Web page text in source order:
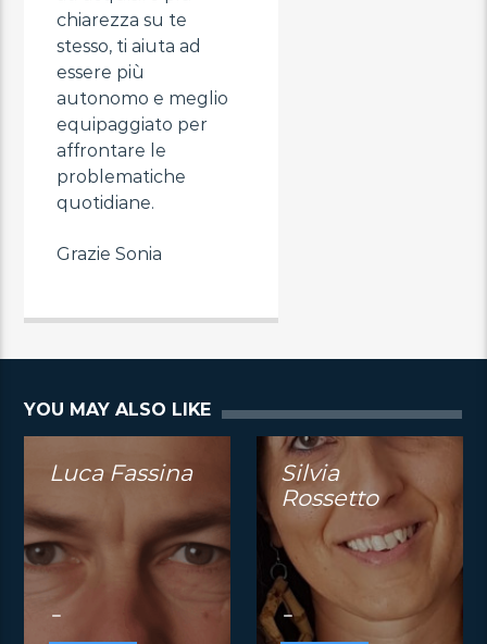
chiarezza su te
stesso, ti aiuta ad
essere più
autonomo e meglio
equipaggiato per
affrontare le
problematiche
quotidiane.
Grazie Sonia
YOU MAY ALSO LIKE
Luca Fassina
Silvia
Rossetto